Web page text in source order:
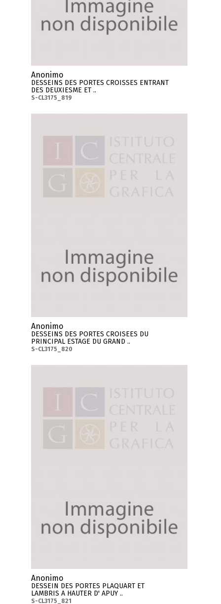
Anonimo
DESSEINS DES PORTES CROISSES ENTRANT
DES DEUXIESME ET ..
S-CL3175_819
Anonimo
DESSEINS DES PORTES CROISEES DU
PRINCIPAL ESTAGE DU GRAND ..
S-CL3175_820
Anonimo
DESSEIN DES PORTES PLAQUART ET
LAMBRIS A HAUTER D' APUY ..
S-CL3175_821